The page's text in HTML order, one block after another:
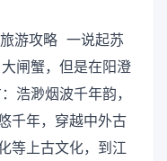
游攻略 一说起苏
闸蟹，但是在阳澄
浩渺烟波千年韵，
千年，穿越中外古
等上古文化，到江